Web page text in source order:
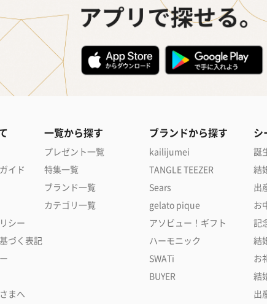
イド
シー
づく表記
まへ
一覧から探す
プレゼント一覧
特集一覧
ブランド一覧
カテゴリ一覧
ブランドから探す
kailijumei
TANGLE TEEZER
Sears
gelato pique
アソビュー！ギフト
ハーモニック
SWATi
BUYER
シ
誕
結
出
お
記
結
お
結
出